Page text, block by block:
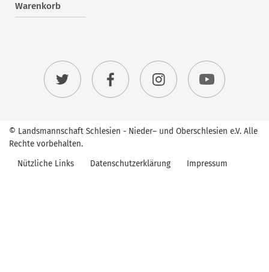
Warenkorb
© Landsmannschaft Schlesien - Nieder– und Oberschlesien e.V. Alle
Rechte vorbehalten.
Nützliche Links
Datenschutzerklärung Impressum